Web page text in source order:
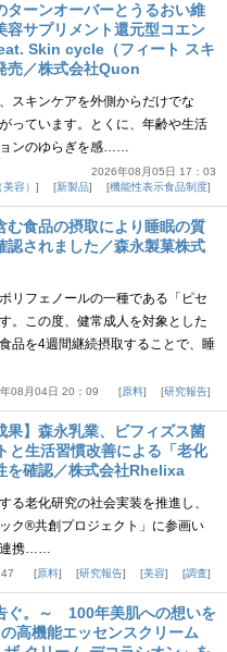
ターンオーバーとうるおい維
容サプリメント還元型コエン
Skin cycle（フィート スキ
売／株式会社Quon
スキンケアを外側からだけでな
っています。とくに、年齢や生活
ョンのゆらぎを感……
2026年08月05日 17：03
容） 新製品 機能性表示食品制度
む食品の摂取により睡眠の質
認されました／森永製菓株式
リフェノールの一種である「ピセ
。この度、健常成人を対象とした
品を4週間継続摂取することで、睡
08月04日 20：09 原料 研究報告
果】森永乳業、ビフィズス菌
と生活習慣改善による「老化
を確認／株式会社Rhelixa
る老化研究の社会実装を推進し、
ク®共創プロジェクト」に参画い
連携……
原料 研究報告 美容 調査
ぐ。～ 100年美肌への想いを
高機能エッセンスクリーム